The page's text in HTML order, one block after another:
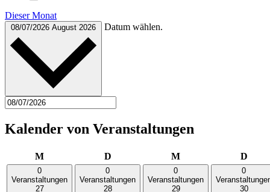
Dieser Monat
08/07/2026 August 2026 Datum wählen.
Kalender von Veranstaltungen
MMontag DDienstag MMittwoch D
0
Veranstaltungen
27
0
Veranstaltungen
28
0
Veranstaltungen
29
0
30